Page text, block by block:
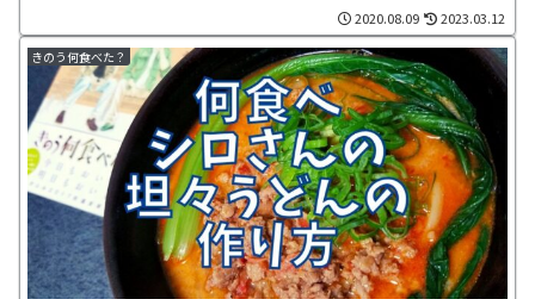
2020.08.09 2023.03.12
きのう何食べた？